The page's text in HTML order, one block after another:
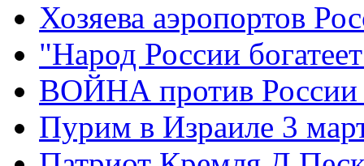
Хозяева аэропортов
"Народ России
ВОЙНА против России
Пурим в Израиле 3